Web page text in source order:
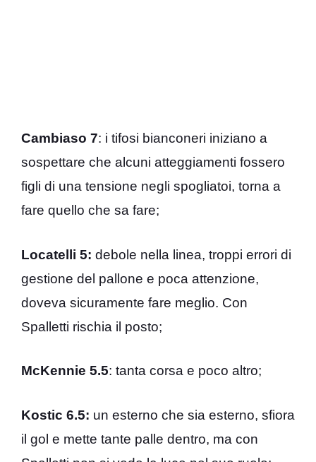
Cambiaso 7: i tifosi bianconeri iniziano a
sospettare che alcuni atteggiamenti fossero
figli di una tensione negli spogliatoi, torna a
fare quello che sa fare;
Locatelli 5: debole nella linea, troppi errori di
gestione del pallone e poca attenzione,
doveva sicuramente fare meglio. Con
Spalletti rischia il posto;
McKennie 5.5: tanta corsa e poco altro;
Kostic 6.5: un esterno che sia esterno, sfiora
il gol e mette tante palle dentro, ma con